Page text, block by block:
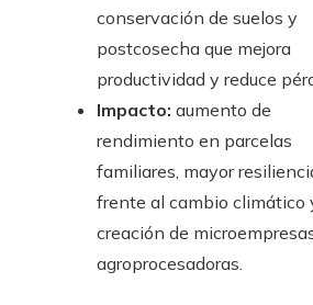
conservación de suelos y
postcosecha que mejora
productividad y reduce
Impacto: aumento de
rendimiento en parcelas
familiares, mayor
frente al cambio climático
creación de
agroprocesadoras.